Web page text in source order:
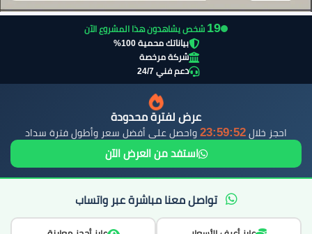
20 شخص يشاهدون هذا المشروع الآن
بياناتك محمية 100%
شركة مرخصة
دعم فني 24/7
عرض لفترة محدودة
احجز خلال 23:59:51 واحصل على أفضل سعر وأطول فترة سداد
استفد من العرض الآن
تواصل معنا مباشرة عبر واتساب